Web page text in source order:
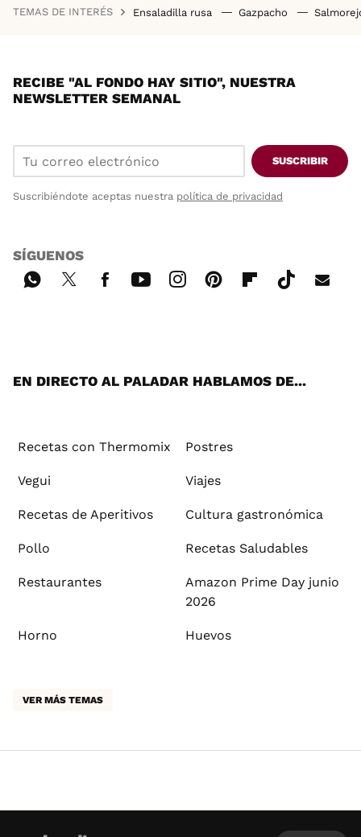
TEMAS DE INTERÉS Ensaladilla rusa Gazpacho
RECIBE "AL FONDO HAY SITIO", NUESTRA
NEWSLETTER SEMANAL
SUSCRIBIR
Suscribiéndote aceptas nuestra política de privacidad
SÍGUENOS
EN DIRECTO AL PALADAR HABLAMOS DE...
Recetas con Thermomix Postres
Vegui Viajes
Recetas de Aperitivos Cultura gastronómica
Pollo Recetas Saludables
Restaurantes
Amazon Prime Day junio
2026
Horno Huevos
VER MÁS TEMAS